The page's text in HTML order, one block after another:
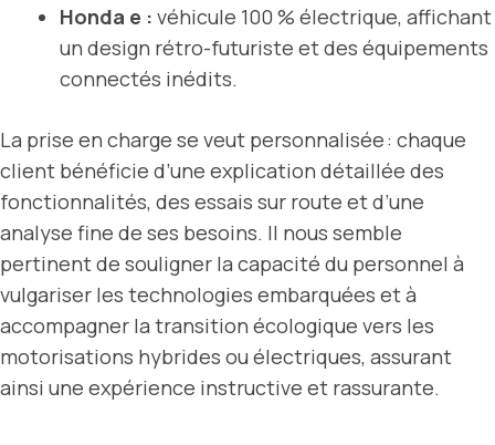
Honda e : véhicule 100 % électrique, affichant
un design rétro-futuriste et des équipements
connectés inédits.
La prise en charge se veut personnalisée : chaque
client bénéficie d’une explication détaillée des
fonctionnalités, des essais sur route et d’une
analyse fine de ses besoins. Il nous semble
pertinent de souligner la capacité du personnel à
vulgariser les technologies embarquées et à
accompagner la transition écologique vers les
motorisations hybrides ou électriques, assurant
ainsi une expérience instructive et rassurante.